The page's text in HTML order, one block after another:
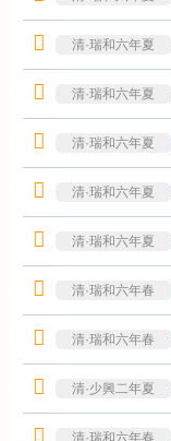
清·瑞和六年夏
清·瑞和六年夏
清·瑞和六年夏
清·瑞和六年夏
清·瑞和六年夏
清·瑞和六年春
清·瑞和六年春
清·少興二年夏
清·瑞和六年春